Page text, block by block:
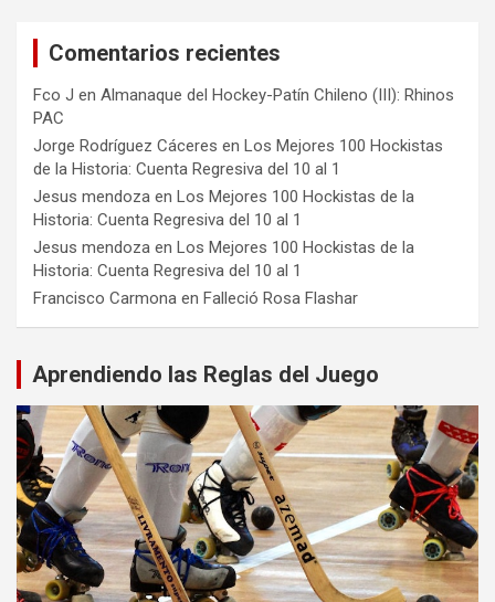
Comentarios recientes
Fco J en Almanaque del Hockey-Patín Chileno (III): Rhinos
PAC
Jorge Rodríguez Cáceres en Los Mejores 100 Hockistas
de la Historia: Cuenta Regresiva del 10 al 1
Jesus mendoza en Los Mejores 100 Hockistas de la
Historia: Cuenta Regresiva del 10 al 1
Jesus mendoza en Los Mejores 100 Hockistas de la
Historia: Cuenta Regresiva del 10 al 1
Francisco Carmona en Falleció Rosa Flashar
Aprendiendo las Reglas del Juego